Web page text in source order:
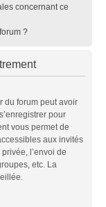
concernant ce
?
du forum peut avoir
pour
vous permet de
aux invités
l’envoi de
etc. La